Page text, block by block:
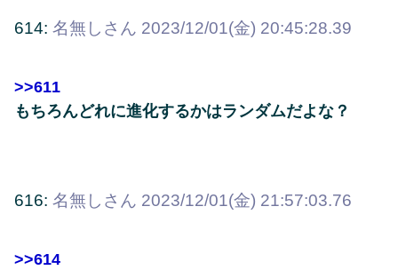
614: 名無しさん 2023/12/01(金) 20:45:28.39
>>611
もちろんどれに進化するかはランダムだよな？
616: 名無しさん 2023/12/01(金) 21:57:03.76
>>614